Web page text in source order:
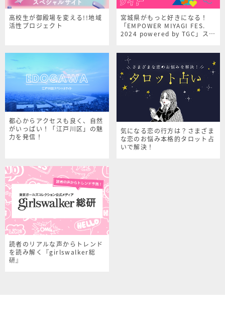
高校生が御殿場を変える!!地域
活性プロジェクト
宮城県がもっと好きになる！
「EMPOWER MIYAGI FES.
2024 powered by TGC」スペ
都心からアクセスも良く、自然
がいっぱい！「江戸川区」の魅
力を発信！
気になる恋の行方は？さまざま
な恋のお悩み本格的タロット占
いで解決！
読者のリアルな声からトレンド
を読み解く『girlswalker総
研』